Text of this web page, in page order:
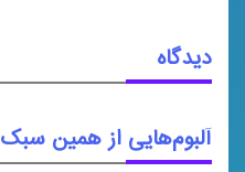
دیدگاه
آلبوم‌هایی از همین سبک